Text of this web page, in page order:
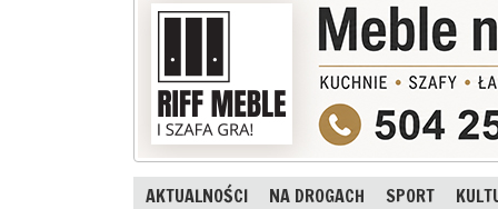
AKTUALNOŚCI NA DROGACH SPORT